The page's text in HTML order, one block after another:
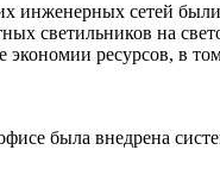
инженерных сетей
светильников на
экономии ресурсов, в
была внедрена